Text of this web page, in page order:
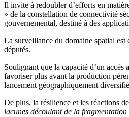
Il invite à redoubler d’efforts en
» de la constellation de connectivité
gouvernemental, destiné à des
La surveillance du domaine spatial est
députés.
Soulignant que la capacité d’un
favoriser plus avant la production
lancement géographiquement
De plus, la résilience et les réactions
lacunes découlant de la fragmentation